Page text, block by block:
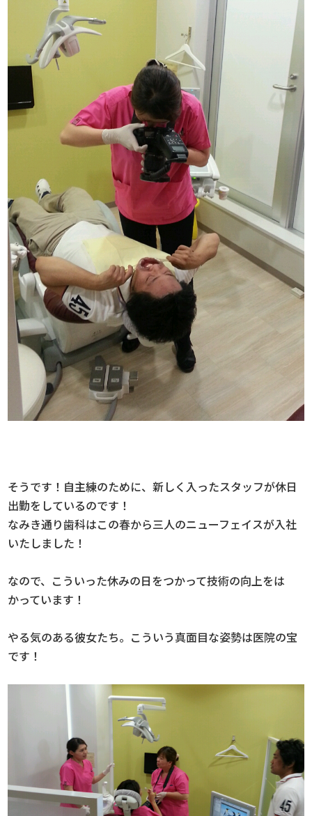
そうです！自主練のために、新しく入ったスタッフが休日
出勤をしているのです！
なみき通り歯科はこの春から三人のニューフェイスが入社
いたしました！
なので、こういった休みの日をつかって技術の向上をは
かっています！
やる気のある彼女たち。こういう真面目な姿勢は医院の宝
です！